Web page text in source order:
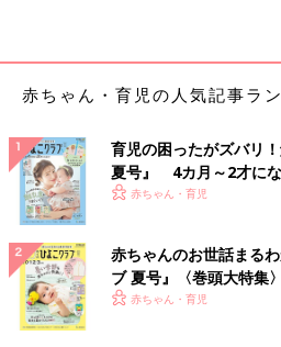
赤ちゃん・育児の人気記事ラ
育児の困ったがズバリ
夏号』 4カ月～2才に
いっぱい！
赤ちゃん・育児
赤ちゃんのお世話まる
ブ 夏号』〈巻頭大特集
く！ おっぱい・ミルク
赤ちゃん・育児